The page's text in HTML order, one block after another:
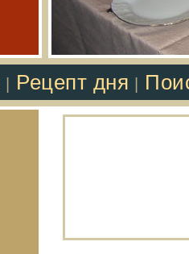
Рецепт дня